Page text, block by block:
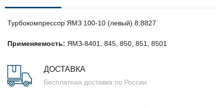
Турбокомпрессор ЯМЗ 100-10 (левый) 8.8827
Применяемость: ЯМЗ-8401, 845, 850, 851, 8501
ДОСТАВКА
Бесплатная доставка по России